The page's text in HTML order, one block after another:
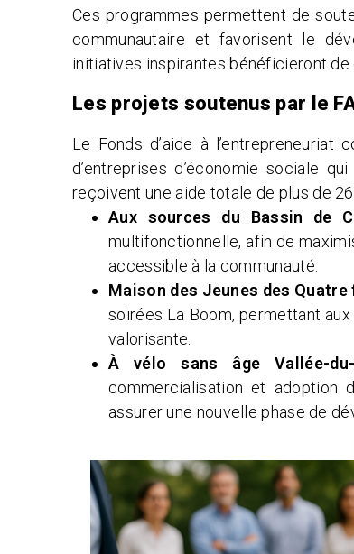
Ces programmes permettent de
communautaire et favorisent le
initiatives inspirantes bénéficieront de
Les projets soutenus par le
Le Fonds d’aide à
d’entreprises d’économie sociale
reçoivent une aide totale de plus de
Aux sources du Bassin de
multifonctionnelle, afin de
accessible à la communauté.
Maison des Jeunes des
soirées La Boom, permettant
valorisante.
À vélo sans âge Vallée-
commercialisation et adoption
assurer une nouvelle phase de